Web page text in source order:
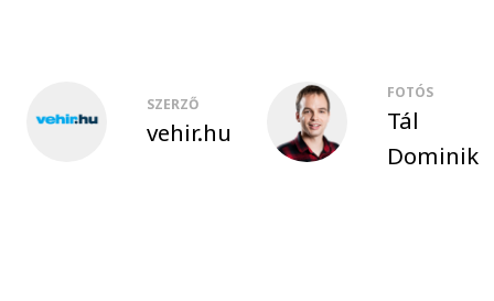
SZERZŐ
vehir.hu
FOTÓS
Tál
Dominik